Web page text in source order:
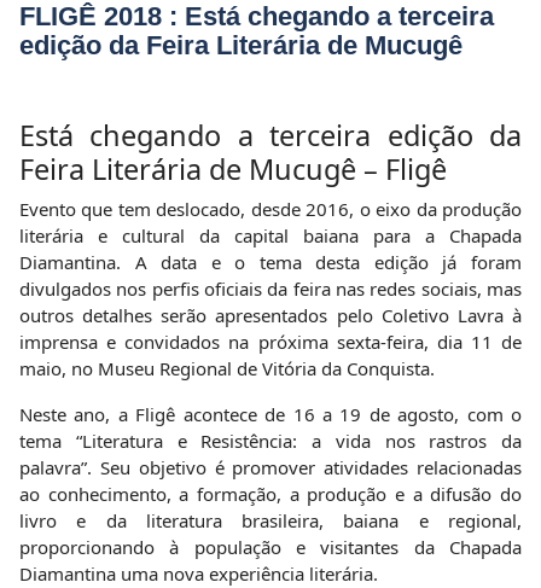
FLIGÊ 2018 : Está chegando a terceira
edição da Feira Literária de Mucugê
Está chegando a terceira edição da
Feira Literária de Mucugê – Fligê
Evento que tem deslocado, desde 2016, o eixo da produção
literária e cultural da capital baiana para a Chapada
Diamantina. A data e o tema desta edição já foram
divulgados nos perfis oficiais da feira nas redes sociais, mas
outros detalhes serão apresentados pelo Coletivo Lavra à
imprensa e convidados na próxima sexta-feira, dia 11 de
maio, no Museu Regional de Vitória da Conquista.
Neste ano, a Fligê acontece de 16 a 19 de agosto, com o
tema “Literatura e Resistência: a vida nos rastros da
palavra”. Seu objetivo é promover atividades relacionadas
ao conhecimento, a formação, a produção e a difusão do
livro e da literatura brasileira, baiana e regional,
proporcionando à população e visitantes da Chapada
Diamantina uma nova experiência literária.